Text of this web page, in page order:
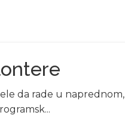
da rade u naprednom,